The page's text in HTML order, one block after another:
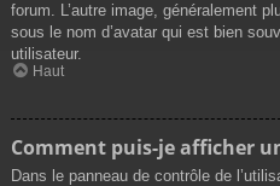
forum. L’autre image, généralement
sous le nom d’avatar qui est bien
utilisateur.
Haut
Comment puis-je afficher
Dans le panneau de contrôle de